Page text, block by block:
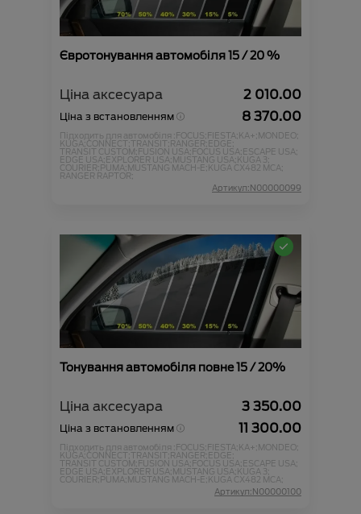
Євротонування автомобіля 15 / 20 %
Ціна аксесуара 2 010.00
Ціна з встановленням 8 370.00
Підходить для автомобіля :FOCUS;FIESTA;KA+;MONDEO;
KUGA;CONNECT;TRANSIT;RANGER;EDGE;
TRANSIT CUSTOM;FUSION USA;FOCUS USA;ESCAPE USA;
EDGE USA;EXPLORER USA;MUSTANG USA;KUGA 3;
COURIER;PUMA;MUSTANG MACH-E;KUGA CX482 MCA;
RANGER RAPTOR;
Артикул:N00000099
Тонування автомобіля повне 15 / 20%
Ціна аксесуара 3 350.00
Ціна з встановленням 11 300.00
Підходить для автомобіля :FOCUS;FIESTA;KA+;MONDEO;
KUGA;CONNECT;TRANSIT;RANGER;EDGE;
TRANSIT CUSTOM;FUSION USA;FOCUS USA;ESCAPE USA;
EDGE USA;EXPLORER USA;MUSTANG USA;KUGA 3;
COURIER;PUMA;MUSTANG MACH-E;KUGA CX482 MCA;
Артикул:N00000100